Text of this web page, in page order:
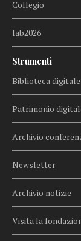
Collegio
lab2026
Strumenti
Biblioteca digitale
Patrimonio
Archivio
Newsletter
Archivio notizie
Visita la